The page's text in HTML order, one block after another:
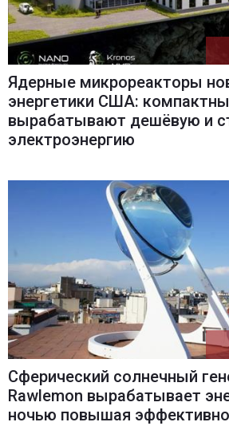
Ядерные микрореакторы
энергетики США:
вырабатывают дешёвую и
электроэнергию
Сферический солнечный
Rawlemon вырабатывает
ночью повышая